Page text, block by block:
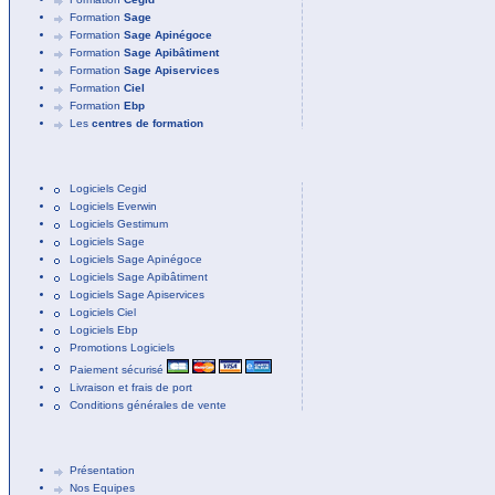
Formation Sage
Formation Sage Apinégoce
Formation Sage Apibâtiment
Formation Sage Apiservices
Formation Ciel
Formation Ebp
Les centres de formation
Logiciels Cegid
Logiciels Everwin
Logiciels Gestimum
Logiciels Sage
Logiciels Sage Apinégoce
Logiciels Sage Apibâtiment
Logiciels Sage Apiservices
Logiciels Ciel
Logiciels Ebp
Promotions Logiciels
Paiement sécurisé
Livraison et frais de port
Conditions générales de vente
Présentation
Nos Equipes